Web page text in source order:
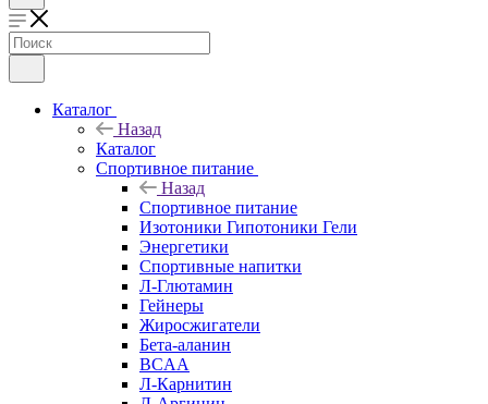
Каталог
Назад
Каталог
Спортивное питание
Назад
Спортивное питание
Изотоники Гипотоники Гели
Энергетики
Спортивные напитки
Л-Глютамин
Гейнеры
Жиросжигатели
Бета-аланин
BCAA
Л-Карнитин